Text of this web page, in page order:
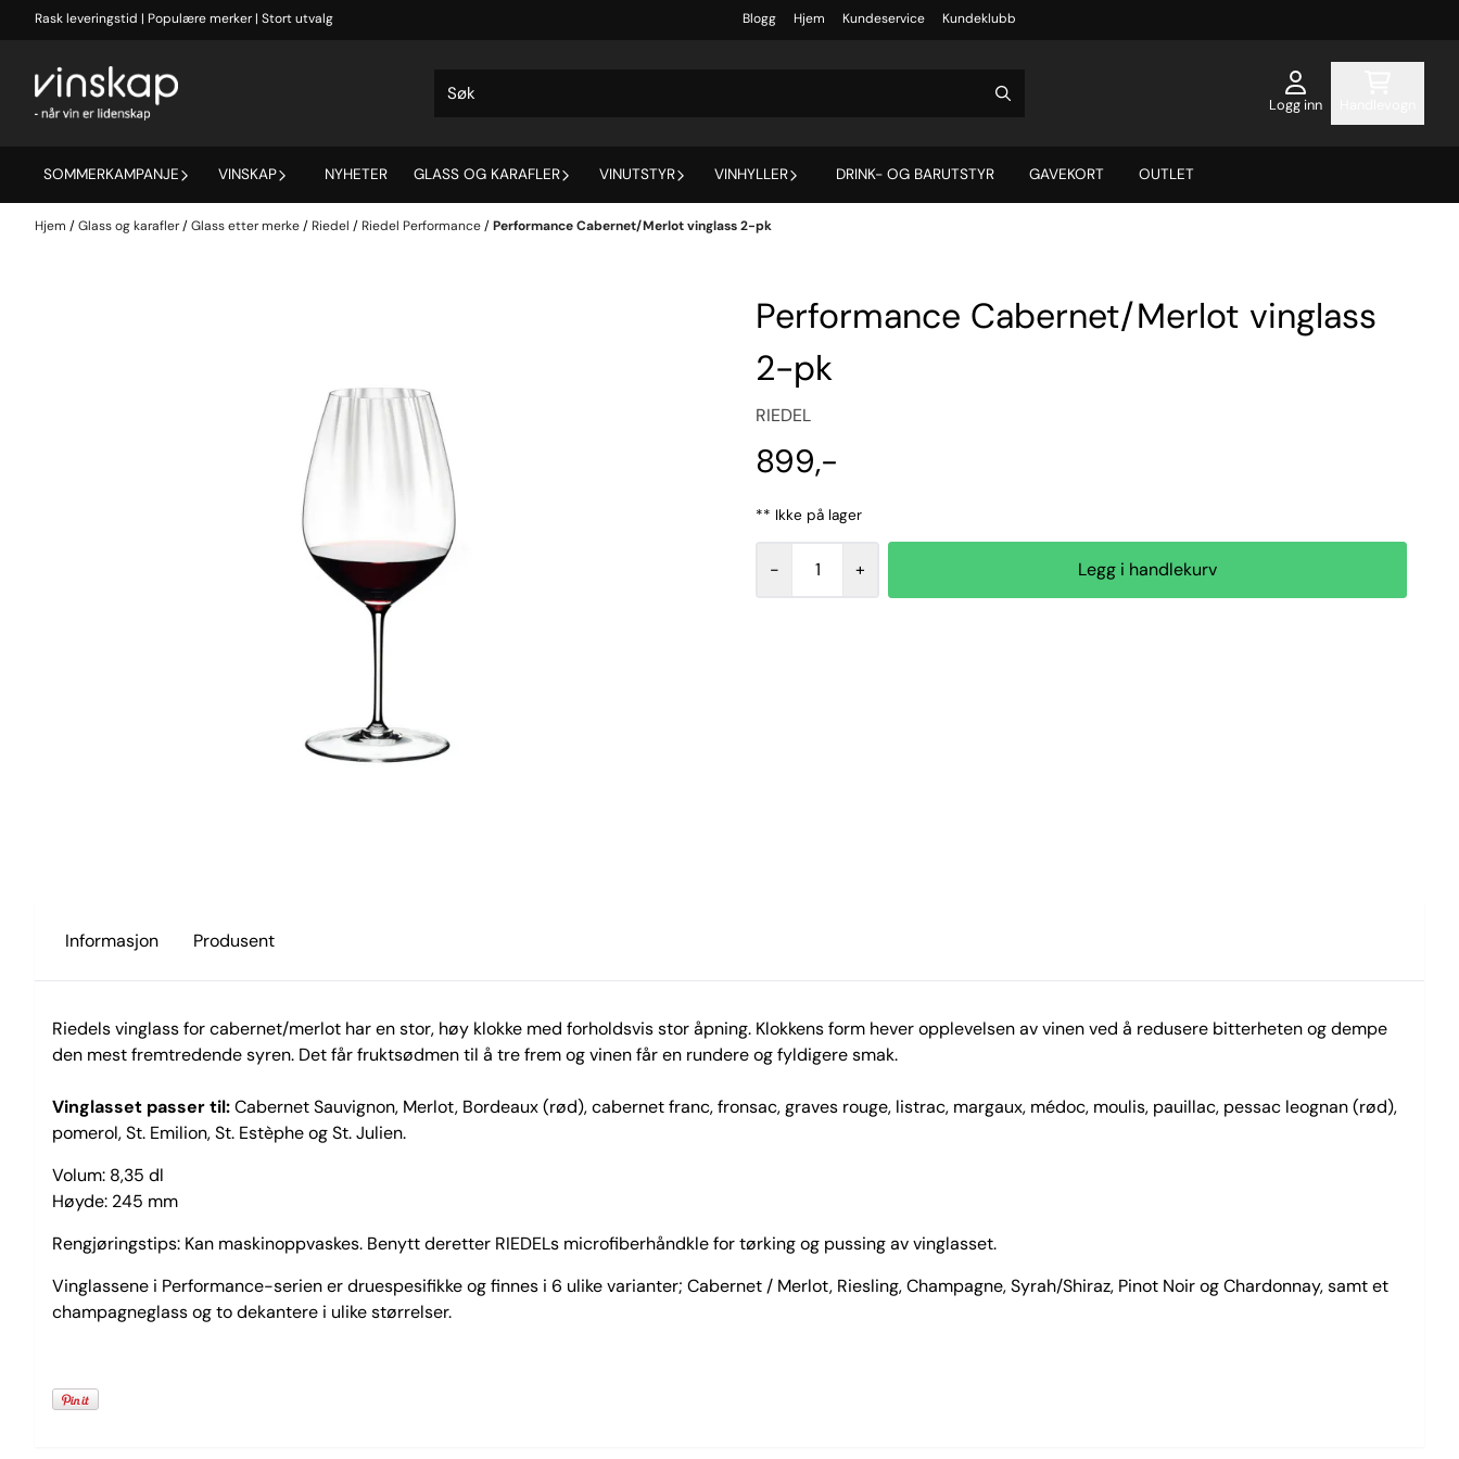
Hopp til innhold
Rask leveringstid | Populære merker | Stort utvalg Blogg Hjem Kundeservice Kundeklubb
Logg inn
SOMMERKAMPANJE VINSKAP NYHETER GLASS OG KARAFLER VINUTSTYR VINHYLLER DRINK- OG BARUTSTYR GAVEKORT OUTLET
Hjem /Glass og karafler/Glass etter merke/ Riedel / Riedel Performance/Performance Cabernet/Merlot vinglass 2-pk
Performance Cabernet/Merlot vinglass
2-pk
RIEDEL
899,-
** Ikke på lager
- +
Informasjon Produsent
Riedels vinglass for cabernet/merlot har en stor, høy klokke med forholdsvis stor åpning. Klokkens form hever opplevelsen av vinen ved å redusere bitterheten og dempe
den mest fremtredende syren. Det får fruktsødmen til å tre frem og vinen får en rundere og fyldigere smak.
Vinglasset passer til:Cabernet Sauvignon, Merlot, Bordeaux (rød), cabernet franc, fronsac, graves rouge, listrac, margaux, médoc, moulis, pauillac, pessac leognan (rød),
pomerol, St. Emilion, St. Estèphe og St. Julien.
Volum: 8,35 dl
Høyde: 245 mm
Rengjøringstips: Kan maskinoppvaskes. Benytt deretter RIEDELs microfiberhåndkle for tørking og pussing av vinglasset.
Vinglassene i Performance-serien er druespesifikke og finnes i 6 ulike varianter; Cabernet / Merlot, Riesling, Champagne, Syrah/Shiraz, Pinot Noir og Chardonnay, samt et
champagneglass og to dekantere i ulike størrelser.